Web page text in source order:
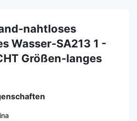
nahtloses
Wasser-SA213 1 -
Größen-langes